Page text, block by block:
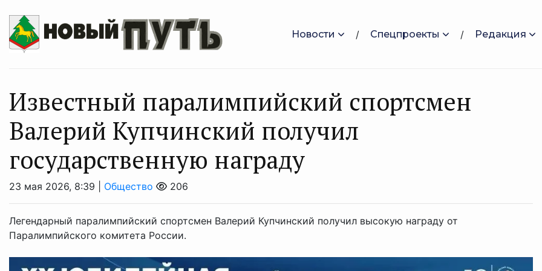
Новости Спецпроекты Редакция
Известный паралимпийский спортсмен
Валерий Купчинский получил
государственную награду
23 мая 2026, 8:39 | Общество 206
Легендарный паралимпийский спортсмен Валерий Купчинский получил высокую награду от
Паралимпийского комитета России.